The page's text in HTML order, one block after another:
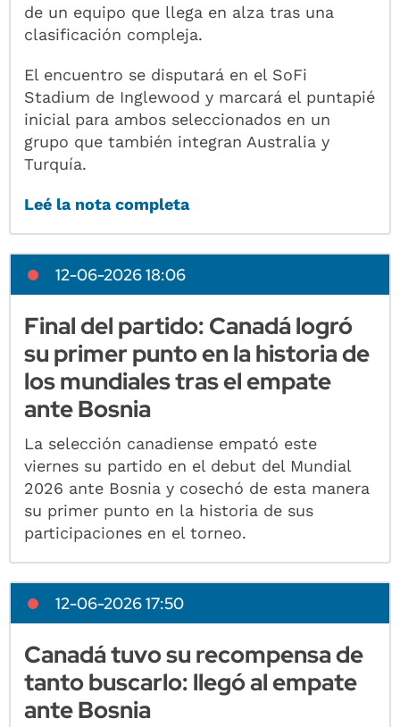
de un equipo que llega en alza tras una
clasificación compleja.
El encuentro se disputará en el SoFi
Stadium de Inglewood y marcará el puntapié
inicial para ambos seleccionados en un
grupo que también integran Australia y
Turquía.
Leé la nota completa
12-06-2026 18:06
Final del partido: Canadá logró
su primer punto en la historia de
los mundiales tras el empate
ante Bosnia
La selección canadiense empató este
viernes su partido en el debut del Mundial
2026 ante Bosnia y cosechó de esta manera
su primer punto en la historia de sus
participaciones en el torneo.
12-06-2026 17:50
Canadá tuvo su recompensa de
tanto buscarlo: llegó al empate
ante Bosnia